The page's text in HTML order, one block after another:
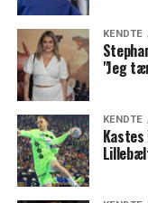
KENDTE
"Jeg
KENDTE
Kastes